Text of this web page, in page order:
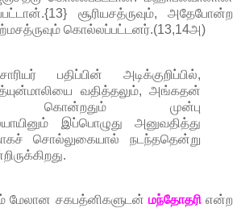
சூரியசத்ருவும், அதேபோன்ற
கொல்லப்பட்டனர்.(13,14அ)
பதிப்பின் அடிக்குறிப்பில்,
வதித்தலும், அங்கதன்
கொன்றதும் முன்பு
இப்பொழுது அனுவதித்து
சொல்லுகையால் நடந்ததென்று
மேலான சகபத்னிகளுடன் மந்தோதரிஎன்ற